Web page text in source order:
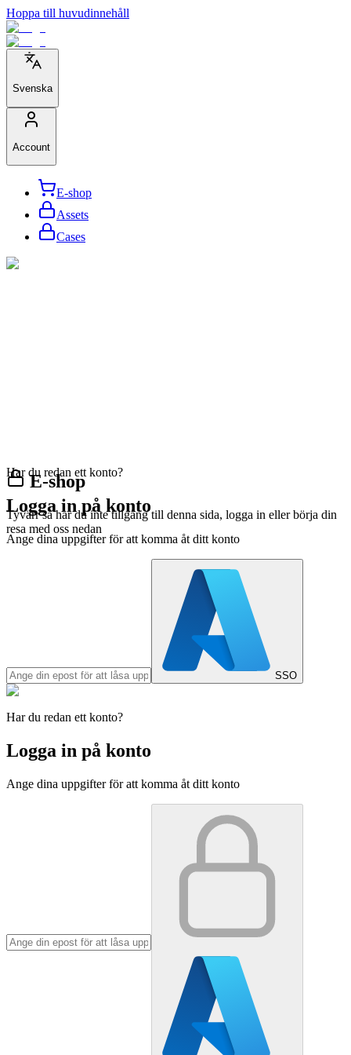
Hoppa till huvudinnehåll
Svenska
Account
E-shop
Assets
Cases
E-shop
Tyvärr så har du inte tillgång till denna sida, logga in eller börja din
resa med oss nedan
Har du redan ett konto?
Logga in på konto
Ange dina uppgifter för att komma åt ditt konto
SSO
Har du redan ett konto?
Logga in på konto
Ange dina uppgifter för att komma åt ditt konto